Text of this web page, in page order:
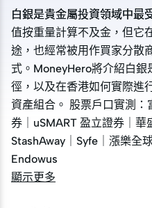
白銀是貴金屬投資領域中最
值按重量計算不及金，但它
途，也經常被用作買家分散
式。MoneyHero將介紹白銀
徑，以及在香港如何實際進
資產組合。 股票戶口實測：富途證券｜盈透證券｜老虎證
券｜uSMART 盈立證券｜華
StashAway｜Syfe｜漲樂全
Endowus
白銀是貴金屬投資領域中最
值按重量計算不及金，但它
途，也經常被用作買家分散
式。MoneyHero將介紹白銀
徑，以及在香港如何實際進
資產組合。 股票戶口實測
券｜uSMART 盈立證券｜華
StashAway｜Syfe｜漲樂全
Endowus
顯示更多